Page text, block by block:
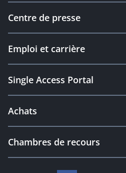
Centre de presse
Emploi et carrière
Single Access Portal
Achats
Chambres de recours